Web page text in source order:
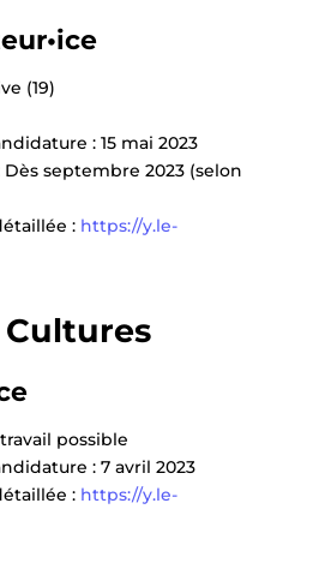
(19)
: 15 mai 2023
septembre 2023 (selon
: https://y.le-
Cultures
possible
: 7 avril 2023
: https://y.le-